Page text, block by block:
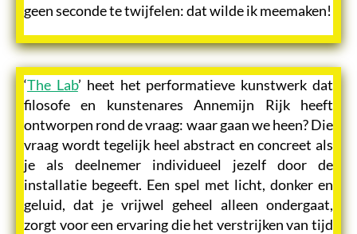
geen seconde te twijfelen: dat wilde ik meemaken!
‘The Lab’ heet het performatieve kunstwerk dat
filosofe en kunstenares Annemijn Rijk heeft
ontworpen rond de vraag: waar gaan we heen? Die
vraag wordt tegelijk heel abstract en concreet als
je als deelnemer individueel jezelf door de
installatie begeeft. Een spel met licht, donker en
geluid, dat je vrijwel geheel alleen ondergaat,
zorgt voor een ervaring die het verstrijken van tijd